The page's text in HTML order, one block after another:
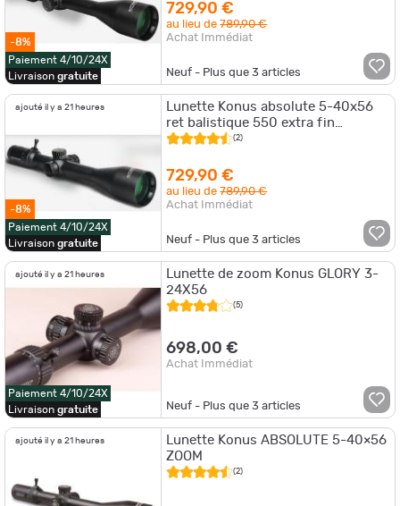
-8%
Paiement 4/10/24X
Livraison gratuite
729,90 €
au lieu de789,90 €
Achat Immédiat
Neuf - Plus que3 articles
ajouté il y a 21 heures
-8%
Paiement 4/10/24X
Livraison gratuite
Lunette Konus absolute 5-40x56
ret balistique 550 extra fin
lumineux rouge-bleu
(2)
729,90 €
au lieu de789,90 €
Achat Immédiat
Neuf - Plus que3 articles
ajouté il y a 21 heures
Paiement 4/10/24X
Livraison gratuite
Lunette de zoom Konus GLORY 3-
24X56
(5)
698,00 €
Achat Immédiat
Neuf - Plus que3 articles
ajouté il y a 21 heures
Lunette Konus ABSOLUTE 5-40×56
ZOOM
(2)